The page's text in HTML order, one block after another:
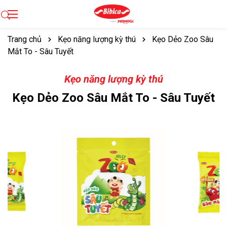
Trang chủ Kẹo năng lượng kỳ thú
Kẹo Dẻo Zoo Sâu
Mắt To - Sâu Tuyết
Kẹo năng lượng kỳ thú
Kẹo Dẻo Zoo Sâu Mắt To - Sâu Tuyết